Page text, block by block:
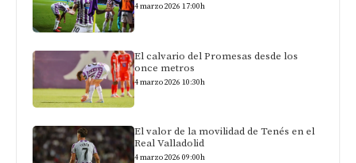
4 marzo 2026 17:00h
El calvario del Promesas desde los
once metros
4 marzo 2026 10:30h
El valor de la movilidad de Tenés en el
Real Valladolid
4 marzo 2026 09:00h